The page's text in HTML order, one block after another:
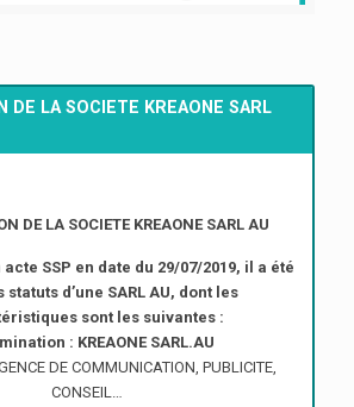
DE LA SOCIETE KREAONE SARL
DE LA SOCIETE KREAONE SARL AU
SSP en date du 29/07/2019, il a été
statuts d’une SARL AU, dont les
sont les suivantes :
: KREAONE SARL.AU
DE COMMUNICATION, PUBLICITE,
CONSEIL…